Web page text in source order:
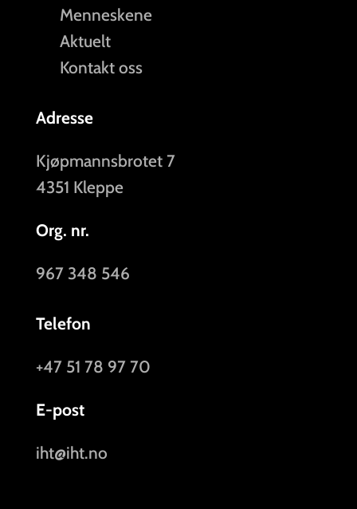
Menneskene
Aktuelt
Kontakt oss
Adresse
Kjøpmannsbrotet 7
4351 Kleppe
Org. nr.
967 348 546
Telefon
+47 51 78 97 70
E-post
iht@iht.no